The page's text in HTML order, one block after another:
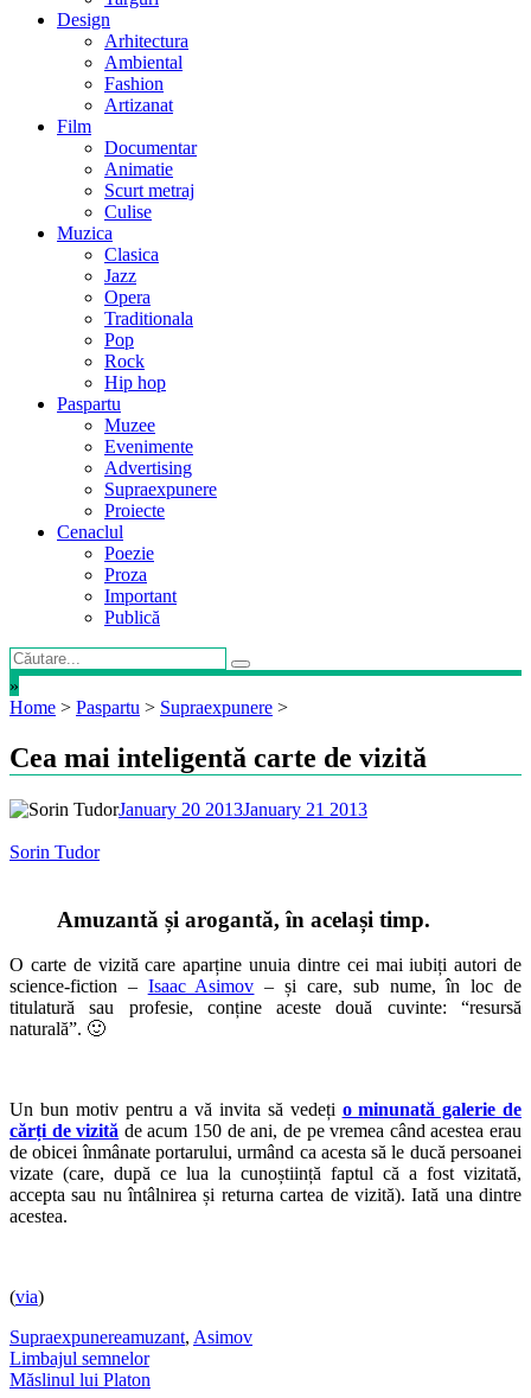
Design
Arhitectura
Ambiental
Fashion
Artizanat
Film
Documentar
Animatie
Scurt metraj
Culise
Muzica
Clasica
Jazz
Opera
Traditionala
Pop
Rock
Hip hop
Paspartu
Muzee
Evenimente
Advertising
Supraexpunere
Proiecte
Cenaclul
Poezie
Proza
Important
Publică
»
Home > Paspartu > Supraexpunere >
Cea mai inteligentă carte de vizită
January 20 2013January 21 2013
Sorin Tudor
Amuzantă și arogantă, în același timp.
O carte de vizită care aparține unuia dintre cei mai iubiți autori de
science-fiction – Isaac Asimov – și care, sub nume, în loc de
titulatură sau profesie, conține aceste două cuvinte: “resursă
naturală”. 🙂
Un bun motiv pentru a vă invita să vedeți o minunată galerie de
cărți de vizită de acum 150 de ani, de pe vremea când acestea erau
de obicei înmânate portarului, urmând ca acesta să le ducă persoanei
vizate (care, după ce lua la cunoștiință faptul că a fost vizitată,
accepta sau nu întâlnirea și returna cartea de vizită). Iată una dintre
acestea.
(via)
Supraexpunereamuzant, Asimov
Post
Limbajul semnelor
Măslinul lui Platon